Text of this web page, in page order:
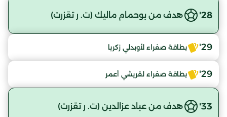
28' هدف من بوحمام ماليك (ت. ر تقزرت)
29' بطاقة صفراء لأوبدلي زكريا
29' بطاقة صفراء لقريشي أعمر
33' هدف من عباد عزالدين (ت. ر تقزرت)